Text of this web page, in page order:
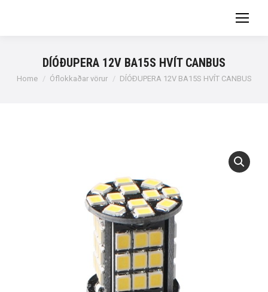
DÍÓÐUPERA 12V BA15S HVÍT CANBUS
You are here:
Home Óflokkaðar vörur DÍÓÐUPERA 12V BA15S HVÍT CANBUS